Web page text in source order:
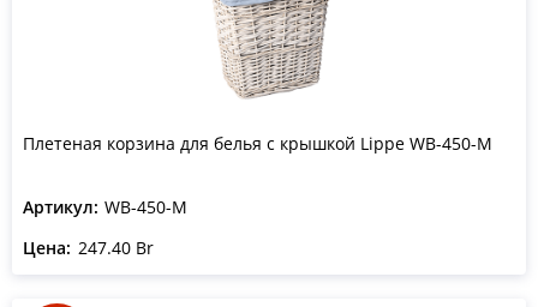
Плетеная корзина для белья с крышкой Lippe WB-450-M
Артикул: WB-450-M
Цена: 247.40 Br